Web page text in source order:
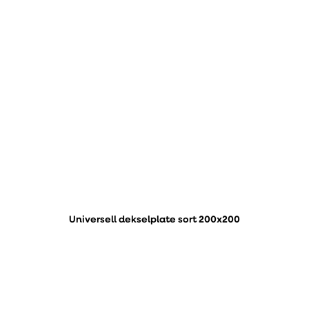
Universell dekselplate sort 200x200